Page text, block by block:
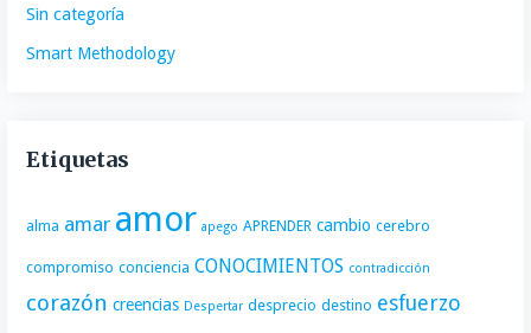
Sin categoría
Smart Methodology
Etiquetas
alma amar amor apego APRENDER cambio cerebro
compromiso conciencia CONOCIMIENTOS contradicción
corazón creencias Despertar desprecio destino esfuerzo